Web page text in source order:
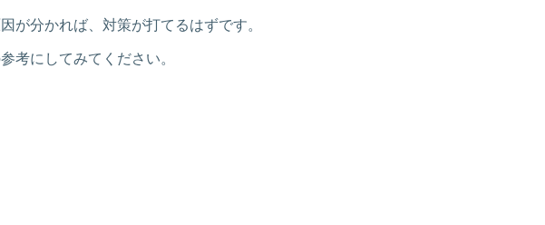
が分かれば、対策が打てるはずです。
考にしてみてください。